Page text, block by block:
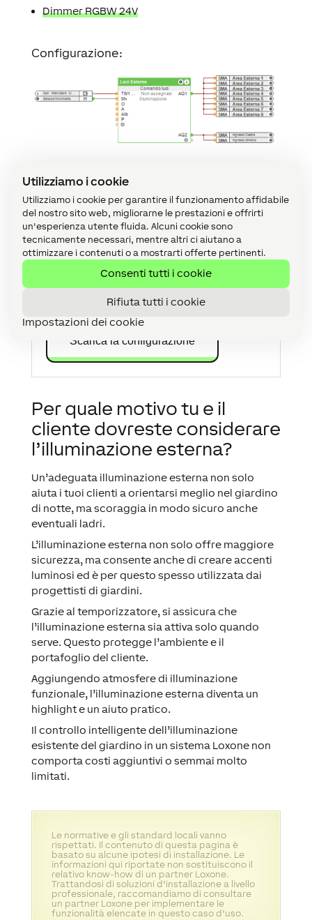
Utilizziamo i cookie
Utilizziamo i cookie per garantire il funzionamento affidabile
del nostro sito web, migliorarne le prestazioni e offrirti
un'esperienza utente fluida. Alcuni cookie sono
tecnicamente necessari, mentre altri ci aiutano a
ottimizzare i contenuti o a mostrarti offerte pertinenti.
Consenti tutti i cookie
Rifiuta tutti i cookie
Impostazioni dei cookie
Dimmer RGBW 24V
Configurazione:
Scarica il file campione:
Illuminazione esterna intelligente
Loxone Config 12.0
Scarica la configurazione
Per quale motivo tu e il
cliente dovreste considerare
l’illuminazione esterna?
Un’adeguata illuminazione esterna non solo
aiuta i tuoi clienti a orientarsi meglio nel giardino
di notte, ma scoraggia in modo sicuro anche
eventuali ladri.
L’illuminazione esterna non solo offre maggiore
sicurezza, ma consente anche di creare accenti
luminosi ed è per questo spesso utilizzata dai
progettisti di giardini.
Grazie al temporizzatore, si assicura che
l’illuminazione esterna sia attiva solo quando
serve. Questo protegge l’ambiente e il
portafoglio del cliente.
Aggiungendo atmosfere di illuminazione
funzionale, l’illuminazione esterna diventa un
highlight e un aiuto pratico.
Il controllo intelligente dell’illuminazione
esistente del giardino in un sistema Loxone non
comporta costi aggiuntivi o semmai molto
limitati.
Le normative e gli standard locali vanno
rispettati. Il contenuto di questa pagina è
basato su alcune ipotesi di installazione. Le
informazioni qui riportate non sostituiscono il
relativo know-how di un partner Loxone.
Trattandosi di soluzioni d’installazione a livello
professionale, raccomandiamo di consultare
un partner Loxone per implementare le
funzionalità elencate in questo caso d’uso.